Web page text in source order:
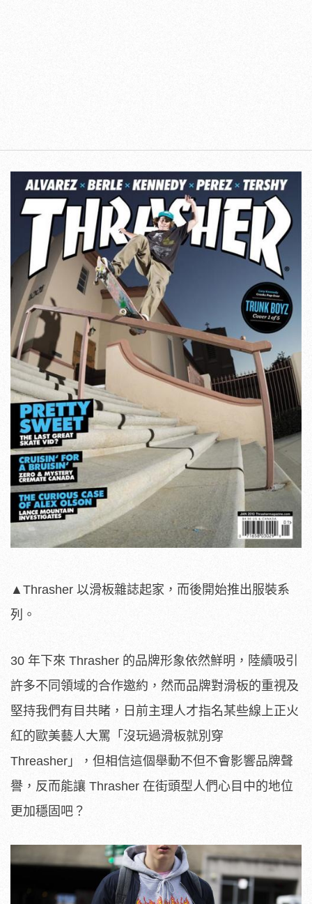
▲Thrasher 以滑板雜誌起家，而後開始推出服裝系
列。
30 年下來 Thrasher 的品牌形象依然鮮明，陸續吸引
許多不同領域的合作邀約，然而品牌對滑板的重視及
堅持我們有目共睹，日前主理人才指名某些線上正火
紅的歐美藝人大罵「沒玩過滑板就別穿
Threasher」，但相信這個舉動不但不會影響品牌聲
譽，反而能讓 Thrasher 在街頭型人們心目中的地位
更加穩固吧？